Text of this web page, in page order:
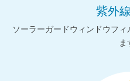
紫外
ソーラーガードウィンドウフ
ま